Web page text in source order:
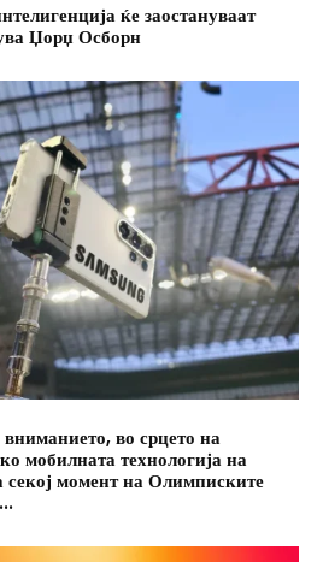
ќе заостануваат
Џорџ Осборн
во срцето на
мобилната технологија на
момент на Олимписките